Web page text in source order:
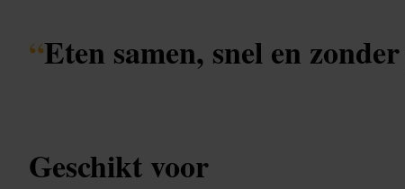
“Eten samen, snel en
Geschikt voor